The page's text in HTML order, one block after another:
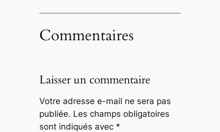
Commentaires
Laisser un commentaire
Votre adresse e-mail ne sera pas
publiée. Les champs obligatoires
sont indiqués avec *